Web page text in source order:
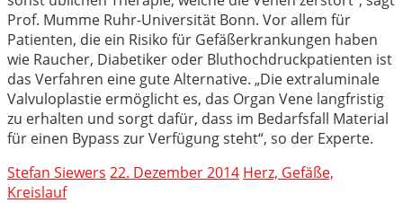
Prof. Mumme Ruhr-Universität Bonn. Vor allem für
Patienten, die ein Risiko für Gefäßerkrankungen haben
wie Raucher, Diabetiker oder Bluthochdruckpatienten ist
das Verfahren eine gute Alternative. „Die extraluminale
Valvuloplastie ermöglicht es, das Organ Vene langfristig
zu erhalten und sorgt dafür, dass im Bedarfsfall Material
für einen Bypass zur Verfügung steht“, so der Experte.
Stefan Siewers 22. Dezember 2014 Herz, Gefäße,
Kreislauf